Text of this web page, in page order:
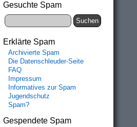
Gesuchte Spam
Erklärte Spam
Archivierte Spam
Die Datenschleuder-Seite
FAQ
Impressum
Informatives zur Spam
Jugendschutz
Spam?
Gespendete Spam